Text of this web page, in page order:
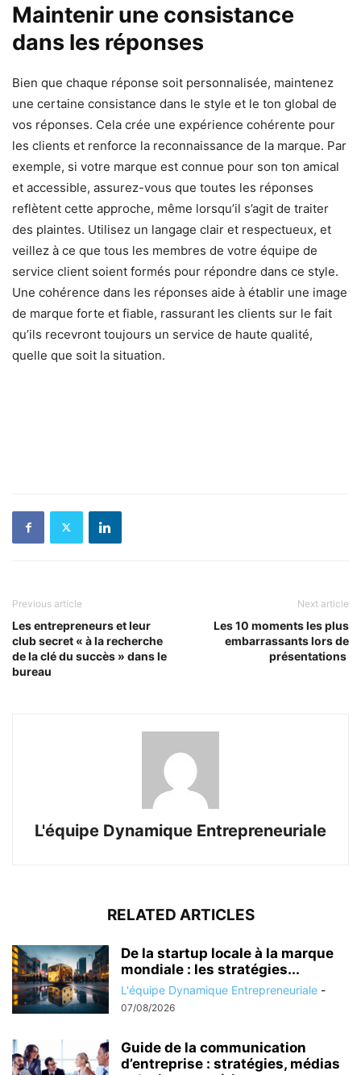
Maintenir une consistance
dans les réponses
Bien que chaque réponse soit personnalisée, maintenez
une certaine consistance dans le style et le ton global de
vos réponses. Cela crée une expérience cohérente pour
les clients et renforce la reconnaissance de la marque. Par
exemple, si votre marque est connue pour son ton amical
et accessible, assurez-vous que toutes les réponses
reflètent cette approche, même lorsqu’il s’agit de traiter
des plaintes. Utilisez un langage clair et respectueux, et
veillez à ce que tous les membres de votre équipe de
service client soient formés pour répondre dans ce style.
Une cohérence dans les réponses aide à établir une image
de marque forte et fiable, rassurant les clients sur le fait
qu’ils recevront toujours un service de haute qualité,
quelle que soit la situation.
Previous article
Les entrepreneurs et leur
club secret « à la recherche
de la clé du succès » dans le
bureau
Next article
Les 10 moments les plus
embarrassants lors de
présentations
L'équipe Dynamique Entrepreneuriale
RELATED ARTICLES
De la startup locale à la marque
mondiale : les stratégies...
L'équipe Dynamique Entrepreneuriale -
07/08/2026
Guide de la communication
d’entreprise : stratégies, médias